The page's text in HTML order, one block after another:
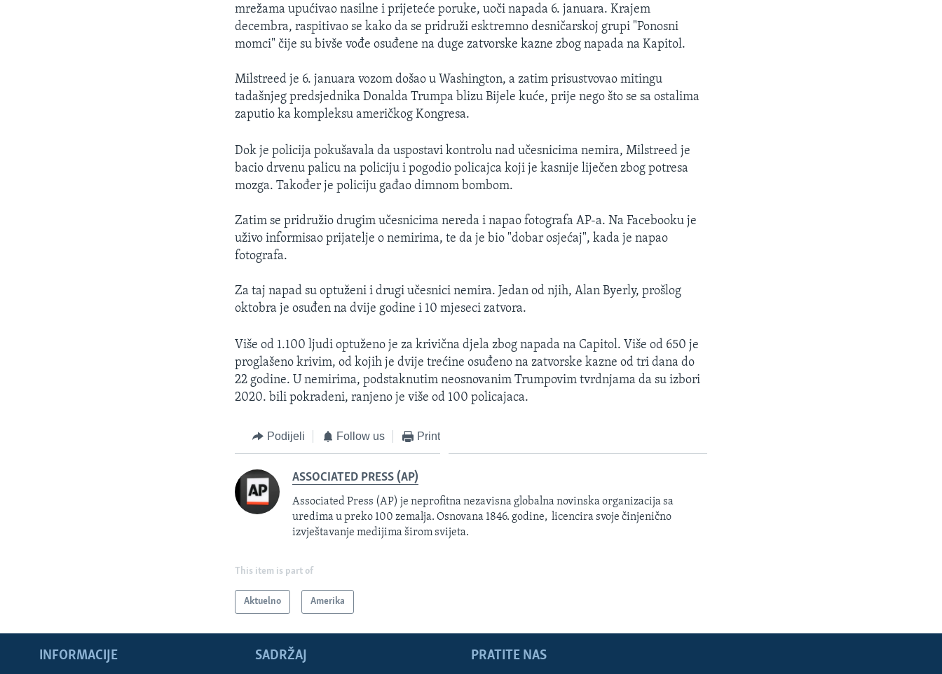
mrežama upućivao nasilne i prijeteće poruke, uoči napada 6. januara. Krajem
decembra, raspitivao se kako da se pridruži esktremno desničarskoj grupi "Ponosni
momci" čije su bivše vođe osuđene na duge zatvorske kazne zbog napada na Kapitol.
Milstreed je 6. januara vozom došao u Washington, a zatim prisustvovao mitingu
tadašnjeg predsjednika Donalda Trumpa blizu Bijele kuće, prije nego što se sa ostalima
zaputio ka kompleksu američkog Kongresa.
Dok je policija pokušavala da uspostavi kontrolu nad učesnicima nemira, Milstreed je
bacio drvenu palicu na policiju i pogodio policajca koji je kasnije liječen zbog potresa
mozga. Također je policiju gađao dimnom bombom.
Zatim se pridružio drugim učesnicima nereda i napao fotografa AP-a. Na Facebooku je
uživo informisao prijatelje o nemirima, te da je bio "dobar osjećaj", kada je napao
fotografa.
Za taj napad su optuženi i drugi učesnici nemira. Jedan od njih, Alan Byerly, prošlog
oktobra je osuđen na dvije godine i 10 mjeseci zatvora.
Više od 1.100 ljudi optuženo je za krivična djela zbog napada na Capitol. Više od 650 je
proglašeno krivim, od kojih je dvije trećine osuđeno na zatvorske kazne od tri dana do
22 godine. U nemirima, podstaknutim neosnovanim Trumpovim tvrdnjama da su izbori
2020. bili pokradeni, ranjeno je više od 100 policajaca.
Podijeli Follow us Print
ASSOCIATED PRESS (AP)
Associated Press (AP) je neprofitna nezavisna globalna novinska organizacija sa
uredima u preko 100 zemalja. Osnovana 1846. godine, licencira svoje činjenično
izvještavanje medijima širom svijeta.
This item is part of
Aktuelno Amerika
PRATITE NAS
INFORMACIJE SADRŽAJ